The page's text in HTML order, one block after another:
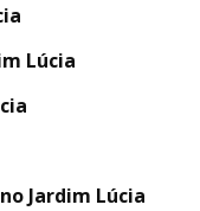
Lúcia
Jardim Lúcia